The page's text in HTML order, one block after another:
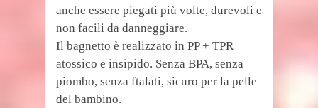
anche essere piegati più volte, durevoli e
non facili da danneggiare.
Il bagnetto è realizzato in PP + TPR
atossico e insipido. Senza BPA, senza
piombo, senza ftalati, sicuro per la pelle
del bambino.